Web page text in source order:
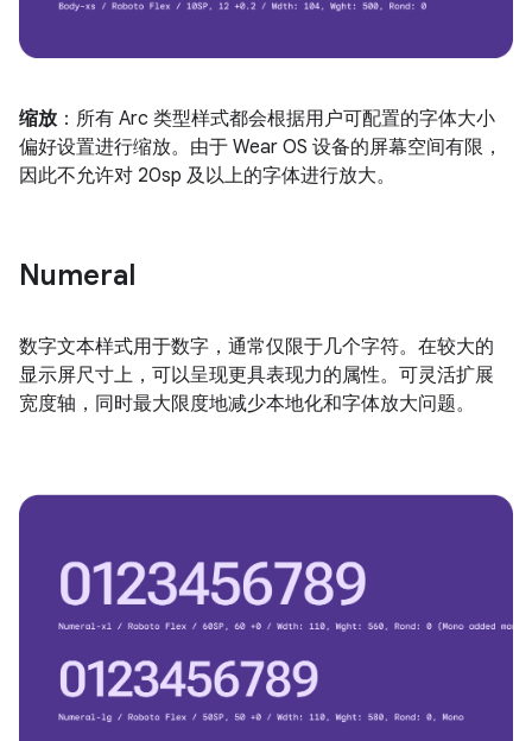
缩放：所有 Arc 类型样式都会根据用户可配置的字体大小
偏好设置进行缩放。由于 Wear OS 设备的屏幕空间有限，
因此不允许对 20sp 及以上的字体进行放大。
Numeral
数字文本样式用于数字，通常仅限于几个字符。在较大的
显示屏尺寸上，可以呈现更具表现力的属性。可灵活扩展
宽度轴，同时最大限度地减少本地化和字体放大问题。